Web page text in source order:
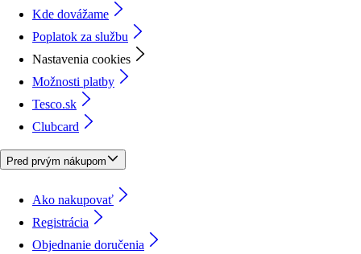
Kde dovážame
Poplatok za službu
Nastavenia cookies
Možnosti platby
Tesco.sk
Clubcard
Pred prvým nákupom
Ako nakupovať
Registrácia
Objednanie doručenia